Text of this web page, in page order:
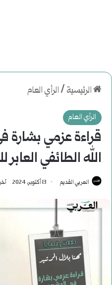
الرئيسية /الرأي العام
الرأي العام
قراءة عزمي
الله الطائفي العابر
العربي القديم 13 أكتوبر، 2024 آخر